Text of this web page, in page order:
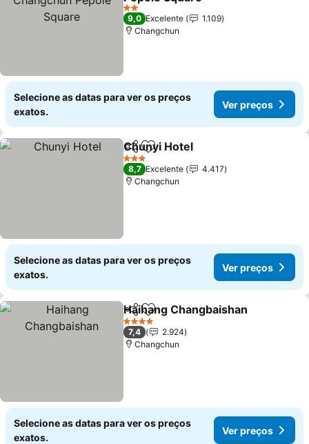
2 Estrelas
9,0 Excelente
1.109
Changchun
Selecione as datas para ver os preços
exatos.
Ver preços
PartilharAdicionar aos favoritos
Chunyi Hotel
3 Estrelas
8,7 Excelente
4.417
Changchun
Selecione as datas para ver os preços
exatos.
Ver preços
PartilharAdicionar aos favoritos
Haihang Changbaishan
4 Estrelas
7,4
2.924
Changchun
Selecione as datas para ver os preços
exatos.
Ver preços